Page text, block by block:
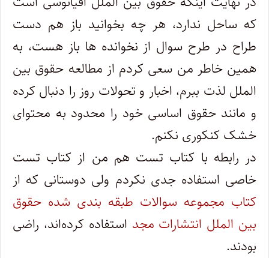
که ساحل ندارد، هر چه بخوانید باز هم دست
طراح در طرح سوال از نخوانده ها باز هست، به
همین خاطر من سعی کردم از مطالعه حقوق بین
الملل لذت ببرم، اخبار و تحولات روز را دنبال کرده
و مانند حقوق اساسی خود را محدود به محتوای
خشک کنکوری نکنم.
در رابطه با کتاب تست هم من از کتاب تست
خاصی استفاده جدی نکردم ولی دوستانی که از
کتاب مجموعه سوالات طبقه بندی شده حقوق
بین الملل انتشارات مجد استفاده کرده‌اند، راضی
بودند.